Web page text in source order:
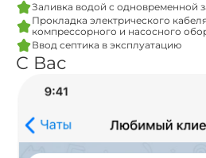
Заливка водой с одновременной
Прокладка электрического
компрессорного и насосного
Ввод септика в эксплуатацию
С Вас